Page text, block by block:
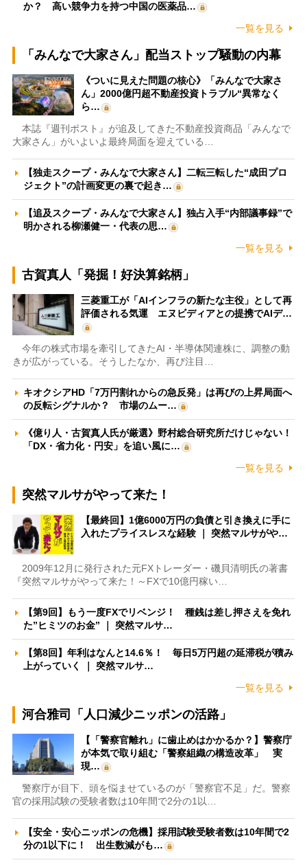
か？ 高い競争力を持つ中国の医薬品…
一覧を見る
「みんなで大家さん」配当ストップ騒動の内幕
《ついに見えた問題の核心》「みんなで大家さ
ん」2000億円超不動産投資トラブル“異常なく
ら…
本誌『週刊ポスト』が追及してきた不動産投資商品「みんなで
大家さん」がいよいよ最終局面を迎えている…
【独走スクープ・みんなで大家さん】二転三転した“成田プロ
ジェクト”の計画変更の裏で起き…
【追及スクープ・みんなで大家さん】独占入手“内部議事録”で
明かされる柳瀬健一・代表の思…
一覧を見る
古賀真人「発掘！好決算銘柄」
三菱重工が「AIインフラの新たな主役」として再
評価される気運 エヌビディアとの提携でAIデ…
今年の株式市場を牽引してきたAI・半導体関連株に、調整の動
きが広がっている。そうしたなか、再び注目…
キオクシアHD「7万円割れからの急反発」は再びの上昇局面へ
の反転シグナルか？ 市場のムー…
《億り人・古賀真人氏が厳選》野村総合研究所だけじゃない！
「DX・省力化・円安」を追い風に…
一覧を見る
突然マルサがやって来た！
【最終回】1億6000万円の負債と引き換えに手に
入れたプライスレスな経験 ｜ 突然マルサがや…
2009年12月に発行された元FXトレーダー・磯貝清明氏の著書
『突然マルサがやって来た！～FXで10億円稼い…
【第9回】もう一度FXでリベンジ！ 種銭は差し押さえを免れ
た”ヒミツのお金” ｜ 突然マルサ…
【第8回】年利はなんと14.6％！ 毎日5万円超の延滞税が積み
上がっていく ｜ 突然マルサ…
一覧を見る
河合雅司「人口減少ニッポンの活路」
【「警察官離れ」に歯止めはかかるか？】警察庁
が本気で取り組む「警察組織の構造改革」 実
現…
警察庁が目下、頭を悩ませているのが「警察官不足」だ。警察
官の採用試験の受験者数は10年間で2分の1以…
【安全・安心ニッポンの危機】採用試験受験者数は10年間で2
分の1以下に！ 出生数減がも…